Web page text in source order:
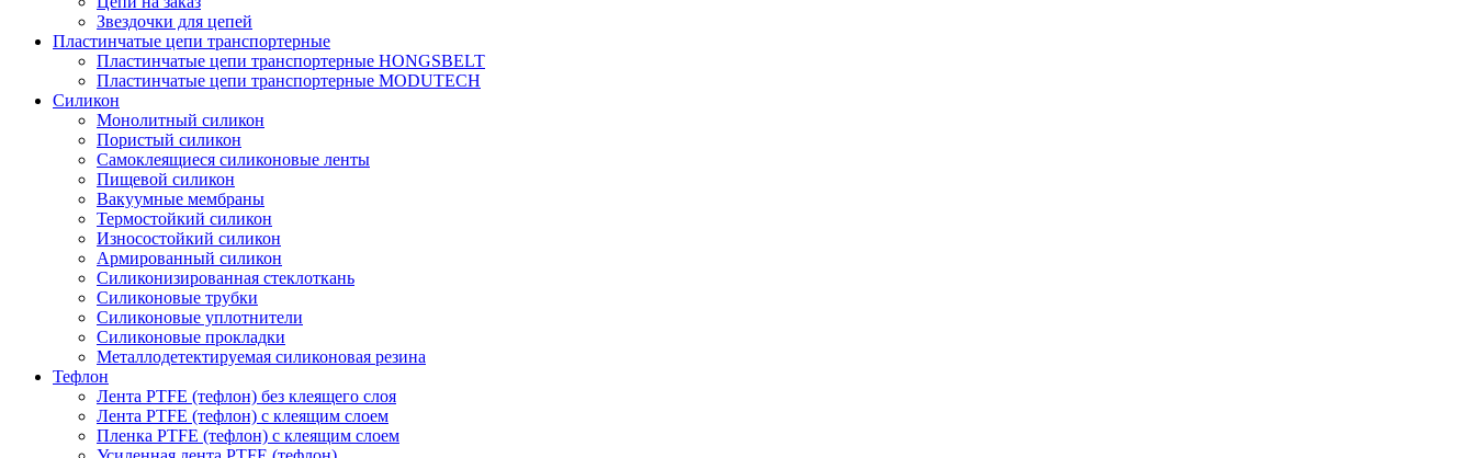
Звездочки для цепей
Пластинчатые цепи транспортерные
Пластинчатые цепи транспортерные HONGSBELT
Пластинчатые цепи транспортерные MODUTECH
Силикон
Монолитный силикон
Пористый силикон
Самоклеящиеся силиконовые ленты
Пищевой силикон
Вакуумные мембраны
Термостойкий силикон
Износостойкий силикон
Армированный силикон
Силиконизированная стеклоткань
Силиконовые трубки
Силиконовые уплотнители
Силиконовые прокладки
Металлодетектируемая силиконовая резина
Тефлон
Лента PTFE (тефлон) без клеящего слоя
Лента PTFE (тефлон) с клеящим слоем
Пленка PTFE (тефлон) с клеящим слоем